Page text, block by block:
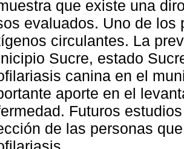
que existe una
evaluados. Uno de los
circulantes. La
Sucre, estado
canina en el
aporte en el
Futuros
de las personas